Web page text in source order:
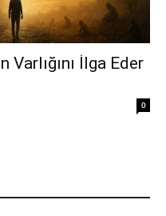
Varlığını İlga Eder
0